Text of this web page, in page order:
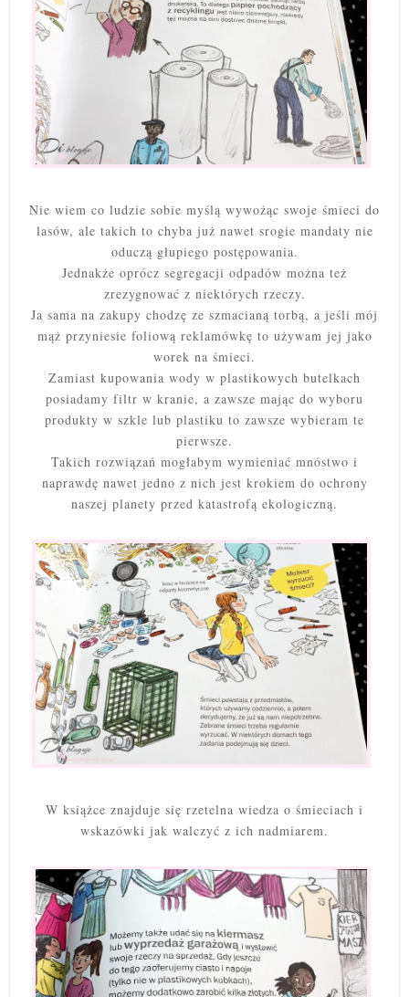
Nie wiem co ludzie sobie myślą wywożąc swoje śmieci do
lasów, ale takich to chyba już nawet srogie mandaty nie
oduczą głupiego postępowania.
Jednakże oprócz segregacji odpadów można też
zrezygnować z niektórych rzeczy.
Ja sama na zakupy chodzę ze szmacianą torbą, a jeśli mój
mąż przyniesie foliową reklamówkę to używam jej jako
worek na śmieci.
Zamiast kupowania wody w plastikowych butelkach
posiadamy filtr w kranie, a zawsze mając do wyboru
produkty w szkle lub plastiku to zawsze wybieram te
pierwsze.
Takich rozwiązań mogłabym wymieniać mnóstwo i
naprawdę nawet jedno z nich jest krokiem do ochrony
naszej planety przed katastrofą ekologiczną.
W książce znajduje się rzetelna wiedza o śmieciach i
wskazówki jak walczyć z ich nadmiarem.